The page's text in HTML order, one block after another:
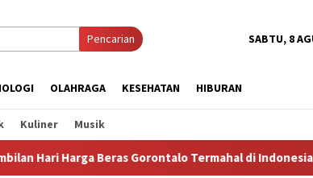
Pencarian SABTU, 8
OLAHRAGA KESEHATAN HIBURAN
Kuliner Musik
Beras Gorontalo Termahal di Indonesia, Pemprov